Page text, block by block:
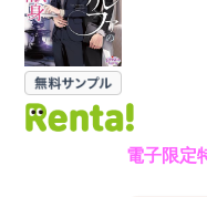
電子限定